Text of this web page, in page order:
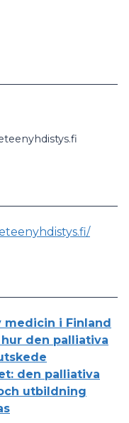
medicin i Finland
den palliativa
den palliativa
utbildning